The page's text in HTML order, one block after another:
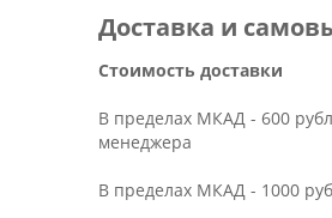
Доставка и
Стоимость доставки
В пределах МКАД - 600
менеджера
В пределах МКАД - 1000